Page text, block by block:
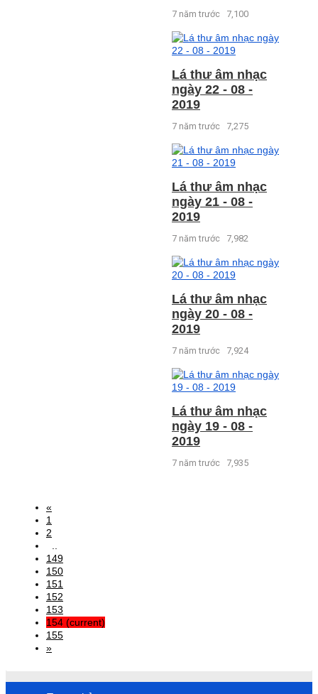
7 năm trước 7,100
Lá thư âm nhạc
ngày 22 - 08 -
2019
7 năm trước 7,275
Lá thư âm nhạc
ngày 21 - 08 -
2019
7 năm trước 7,982
Lá thư âm nhạc
ngày 20 - 08 -
2019
7 năm trước 7,924
Lá thư âm nhạc
ngày 19 - 08 -
2019
7 năm trước 7,935
«
1
2
149
150
151
152
153
154 (current)
155
»